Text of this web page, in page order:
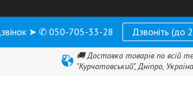
➤ ✆ 050-705-33-28 Дзвоніть (до
🚚 Доставка товарів по всій
"Курчатовський", Дніпро, Україна